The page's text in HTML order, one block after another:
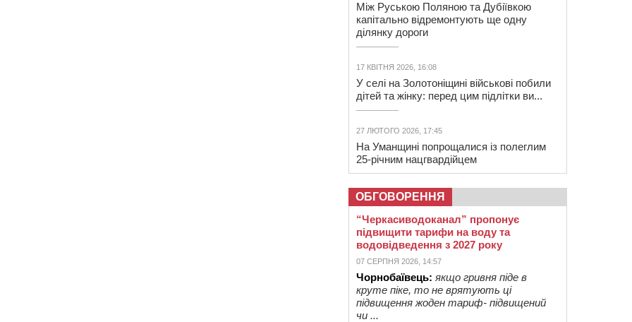
Між Руською Поляною та Дубіївкою
капітально відремонтують ще одну
ділянку дороги
17 КВІТНЯ 2026, 16:08
У селі на Золотоніщині військові побили
дітей та жінку: перед цим підлітки ви...
27 ЛЮТОГО 2026, 17:45
На Уманщині попрощалися із полеглим
25-річним нацгвардійцем
ОБГОВОРЕННЯ
“Черкасиводоканал” пропонує
підвищити тарифи на воду та
водовідведення з 2027 року
07 СЕРПНЯ 2026, 14:57
Чорнобаївець: якщо гривня піде в
круте піке, то не врятують ці
підвищення жоден тариф- підвищений
чи ...